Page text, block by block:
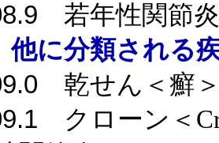
若年性関節
他に分類される
乾せん＜癬
クローン＜